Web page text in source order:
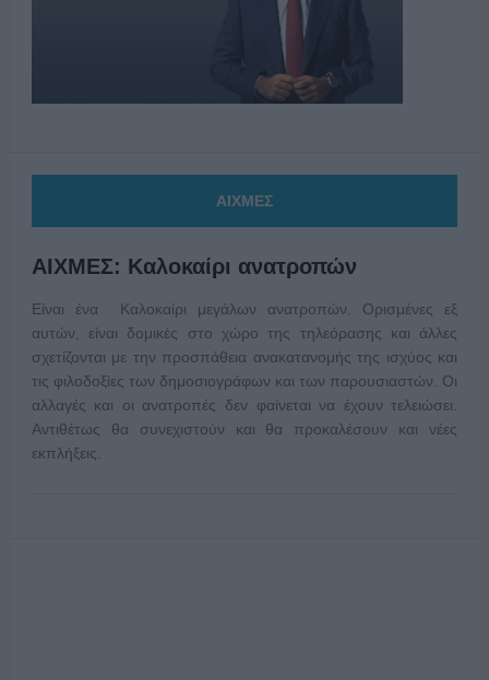
ΑΙΧΜΕΣ
ΑΙΧΜΕΣ: Καλοκαίρι ανατροπών
Είναι ένα Καλοκαίρι μεγάλων ανατροπών. Ορισμένες εξ
αυτών, είναι δομικές στο χώρο της τηλεόρασης και άλλες
σχετίζονται με την προσπάθεια ανακατανομής της ισχύος και
τις φιλοδοξίες των δημοσιογράφων και των παρουσιαστών. Οι
αλλαγές και οι ανατροπές δεν φαίνεται να έχουν τελειώσει.
Αντιθέτως θα συνεχιστούν και θα προκαλέσουν και νέες
εκπλήξεις.